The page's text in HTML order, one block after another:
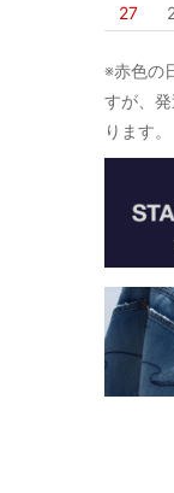
27
※赤色の
すが、
ります。